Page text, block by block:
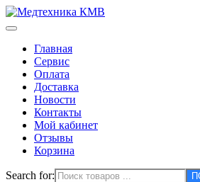
Главная
Сервис
Оплата
Доставка
Новости
Контакты
Мой кабинет
Отзывы
Корзина
Search for: